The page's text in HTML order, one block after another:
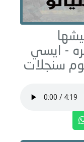
- ايسي
سنجلات